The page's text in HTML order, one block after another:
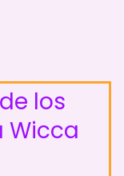
los
Wicca